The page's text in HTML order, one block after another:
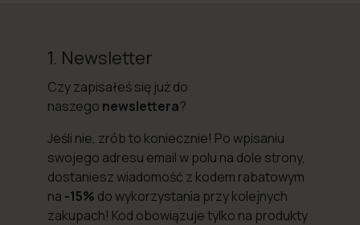
1. Newsletter
Czy zapisałeś się już do
naszego newslettera?
Jeśli nie, zrób to koniecznie! Po wpisaniu
swojego adresu email w polu na dole strony,
dostaniesz wiadomość z kodem rabatowym
na -15% do wykorzystania przy kolejnych
zakupach! Kod obowiązuje tylko na produkty